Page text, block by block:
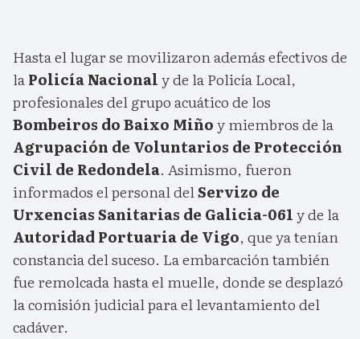
Hasta el lugar se movilizaron además efectivos de
laPolicía Nacionaly de la Policía Local,
profesionales del grupo acuático de los
Bombeiros do Baixo Miñoy miembros de la
Agrupación de Voluntarios de Protección
Civil de Redondela. Asimismo, fueron
informados el personal delServizo de
Urxencias Sanitarias de Galicia-061y de la
Autoridad Portuaria de Vigo, que ya tenían
constancia del suceso. La embarcación también
fue remolcada hasta el muelle, donde se desplazó
la comisión judicial para el levantamiento del
cadáver.